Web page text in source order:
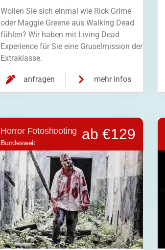
Wollen Sie sich einmal wie Rick Grime
oder Maggie Greene aus Walking Dead
fühlen? Wir haben mit Living Dead
Experience für Sie eine Gruselmission der
Extraklasse.
anfragen mehr Infos
Horror Fotoshooting
Bundesweit
ab €129